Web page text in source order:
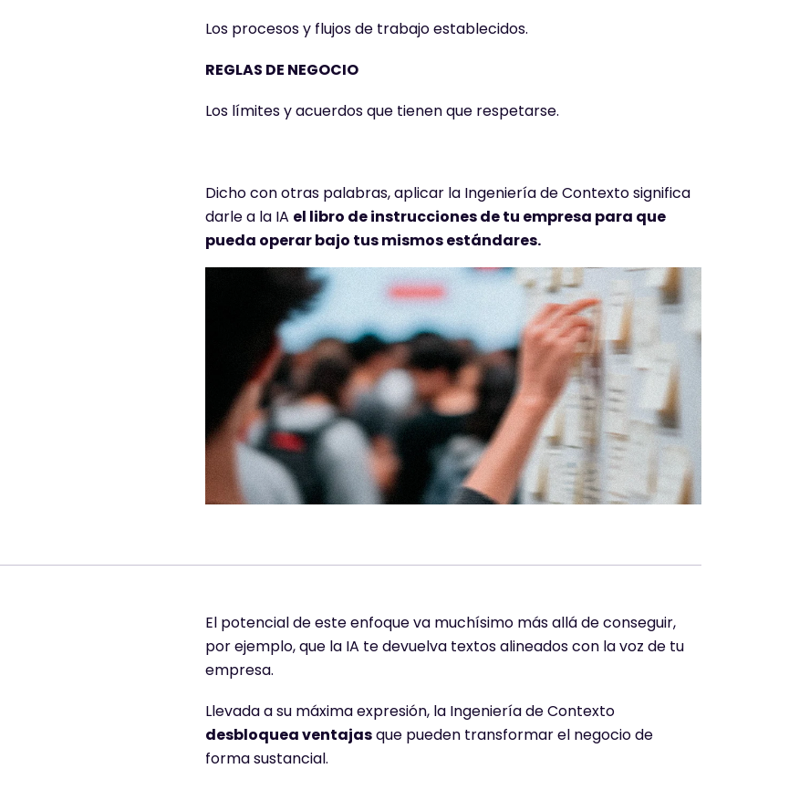
Los procesos y flujos de trabajo establecidos.
REGLAS DE NEGOCIO
Los límites y acuerdos que tienen que respetarse.
Dicho con otras palabras, aplicar la Ingeniería de Contexto significa
darle a la IA el libro de instrucciones de tu empresa para que
pueda operar bajo tus mismos estándares.
El potencial de este enfoque va muchísimo más allá de conseguir,
por ejemplo, que la IA te devuelva textos alineados con la voz de tu
empresa.
Llevada a su máxima expresión, la Ingeniería de Contexto
desbloquea ventajasque pueden transformar el negocio de
forma sustancial.